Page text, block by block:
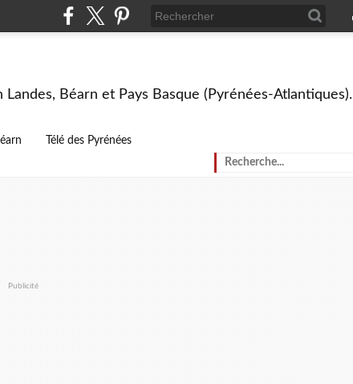
Béarn et Pays Basque (Pyrénées-Atlantiques).
Télé des Pyrénées
Publicité